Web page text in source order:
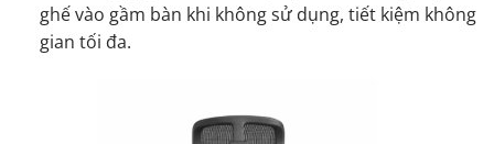
ghế vào gầm bàn khi không sử dụng, tiết kiệm không
gian tối đa.